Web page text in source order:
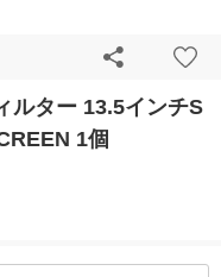
ルター 13.5インチS
1個